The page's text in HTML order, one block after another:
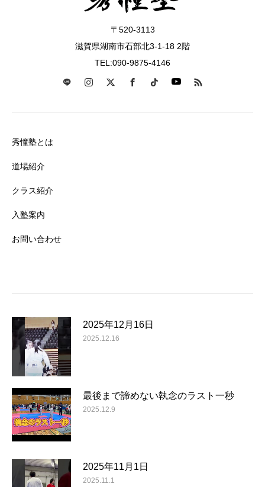
〒520-3113
滋賀県湖南市石部北3-1-18 2階
TEL:090-9875-4146
秀憧塾とは
道場紹介
クラス紹介
入塾案内
お問い合わせ
2025年12月16日
2025.12.16
最後まで諦めない執念のラスト一秒
2025.12.9
2025年11月1日
2025.11.1